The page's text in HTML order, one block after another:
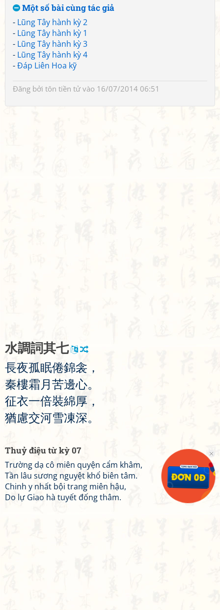
Một số bài cùng tác giả
- Lũng Tây hành kỳ 2
- Lũng Tây hành kỳ 1
- Lũng Tây hành kỳ 3
- Lũng Tây hành kỳ 4
-Đáp Liên Hoa kỹ
Đăng bởi tôn tiền tửvào 16/07/2014 06:51
水調詞其七
長夜孤眠倦錦衾 ，
秦樓霜 月 苦邊心。
征衣一倍裝綿厚 ，
猶慮交河雪凍深。
Thuỷ điệu từ kỳ 07
Trường dạ cô miên quyện cẩm khâm,
Tần lâu sương nguyệt khổ biên tâm.
Chinh y nhất bội trang miên hậu,
Do lự Giao hà tuyết đống thâm.